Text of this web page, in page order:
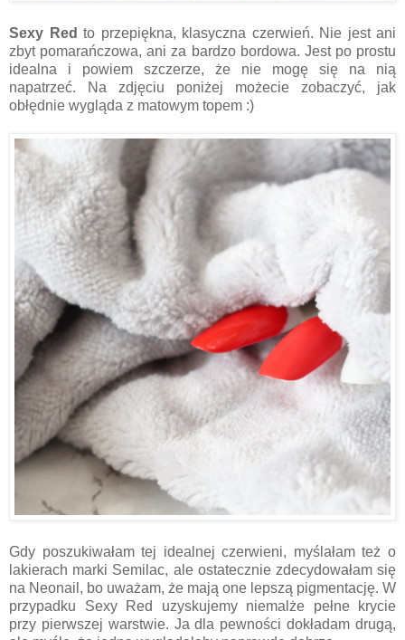
Sexy Red to przepiękna, klasyczna czerwień. Nie jest ani
zbyt pomarańczowa, ani za bardzo bordowa. Jest po prostu
idealna i powiem szczerze, że nie mogę się na nią
napatrzeć. Na zdjęciu poniżej możecie zobaczyć, jak
obłędnie wygląda z matowym topem :)
Gdy poszukiwałam tej idealnej czerwieni, myślałam też o
lakierach marki Semilac, ale ostatecznie zdecydowałam się
na Neonail, bo uważam, że mają one lepszą pigmentację. W
przypadku Sexy Red uzyskujemy niemalże pełne krycie
przy pierwszej warstwie. Ja dla pewności dokładam drugą,